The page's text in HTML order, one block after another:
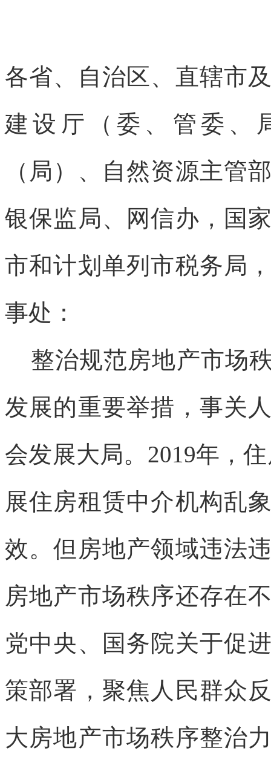
各省、自治区、直辖市
建设厅（委、管委、
（局）、自然资源主管
银保监局、网信办，国
市和计划单列市税务局
事处：
整治规范房地产市场
发展的重要举措，事关
会发展大局。 2019年，
展住房租赁中介机构乱
效。但房地产领域违法
房地产市场秩序还存在
党中央、国务院关于促
策部署，聚焦人民群众
大房地产市场秩序整治